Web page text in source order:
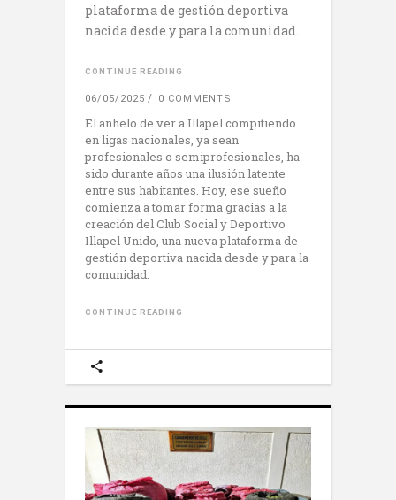
plataforma de gestión deportiva
nacida desde y para la comunidad.
CONTINUE READING
06/05/2025 0 COMMENTS
El anhelo de ver a Illapel compitiendo
en ligas nacionales, ya sean
profesionales o semiprofesionales, ha
sido durante años una ilusión latente
entre sus habitantes. Hoy, ese sueño
comienza a tomar forma gracias a la
creación del Club Social y Deportivo
Illapel Unido, una nueva plataforma de
gestión deportiva nacida desde y para la
comunidad.
CONTINUE READING